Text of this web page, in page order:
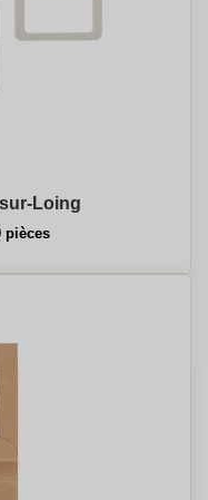
Loing
pièces